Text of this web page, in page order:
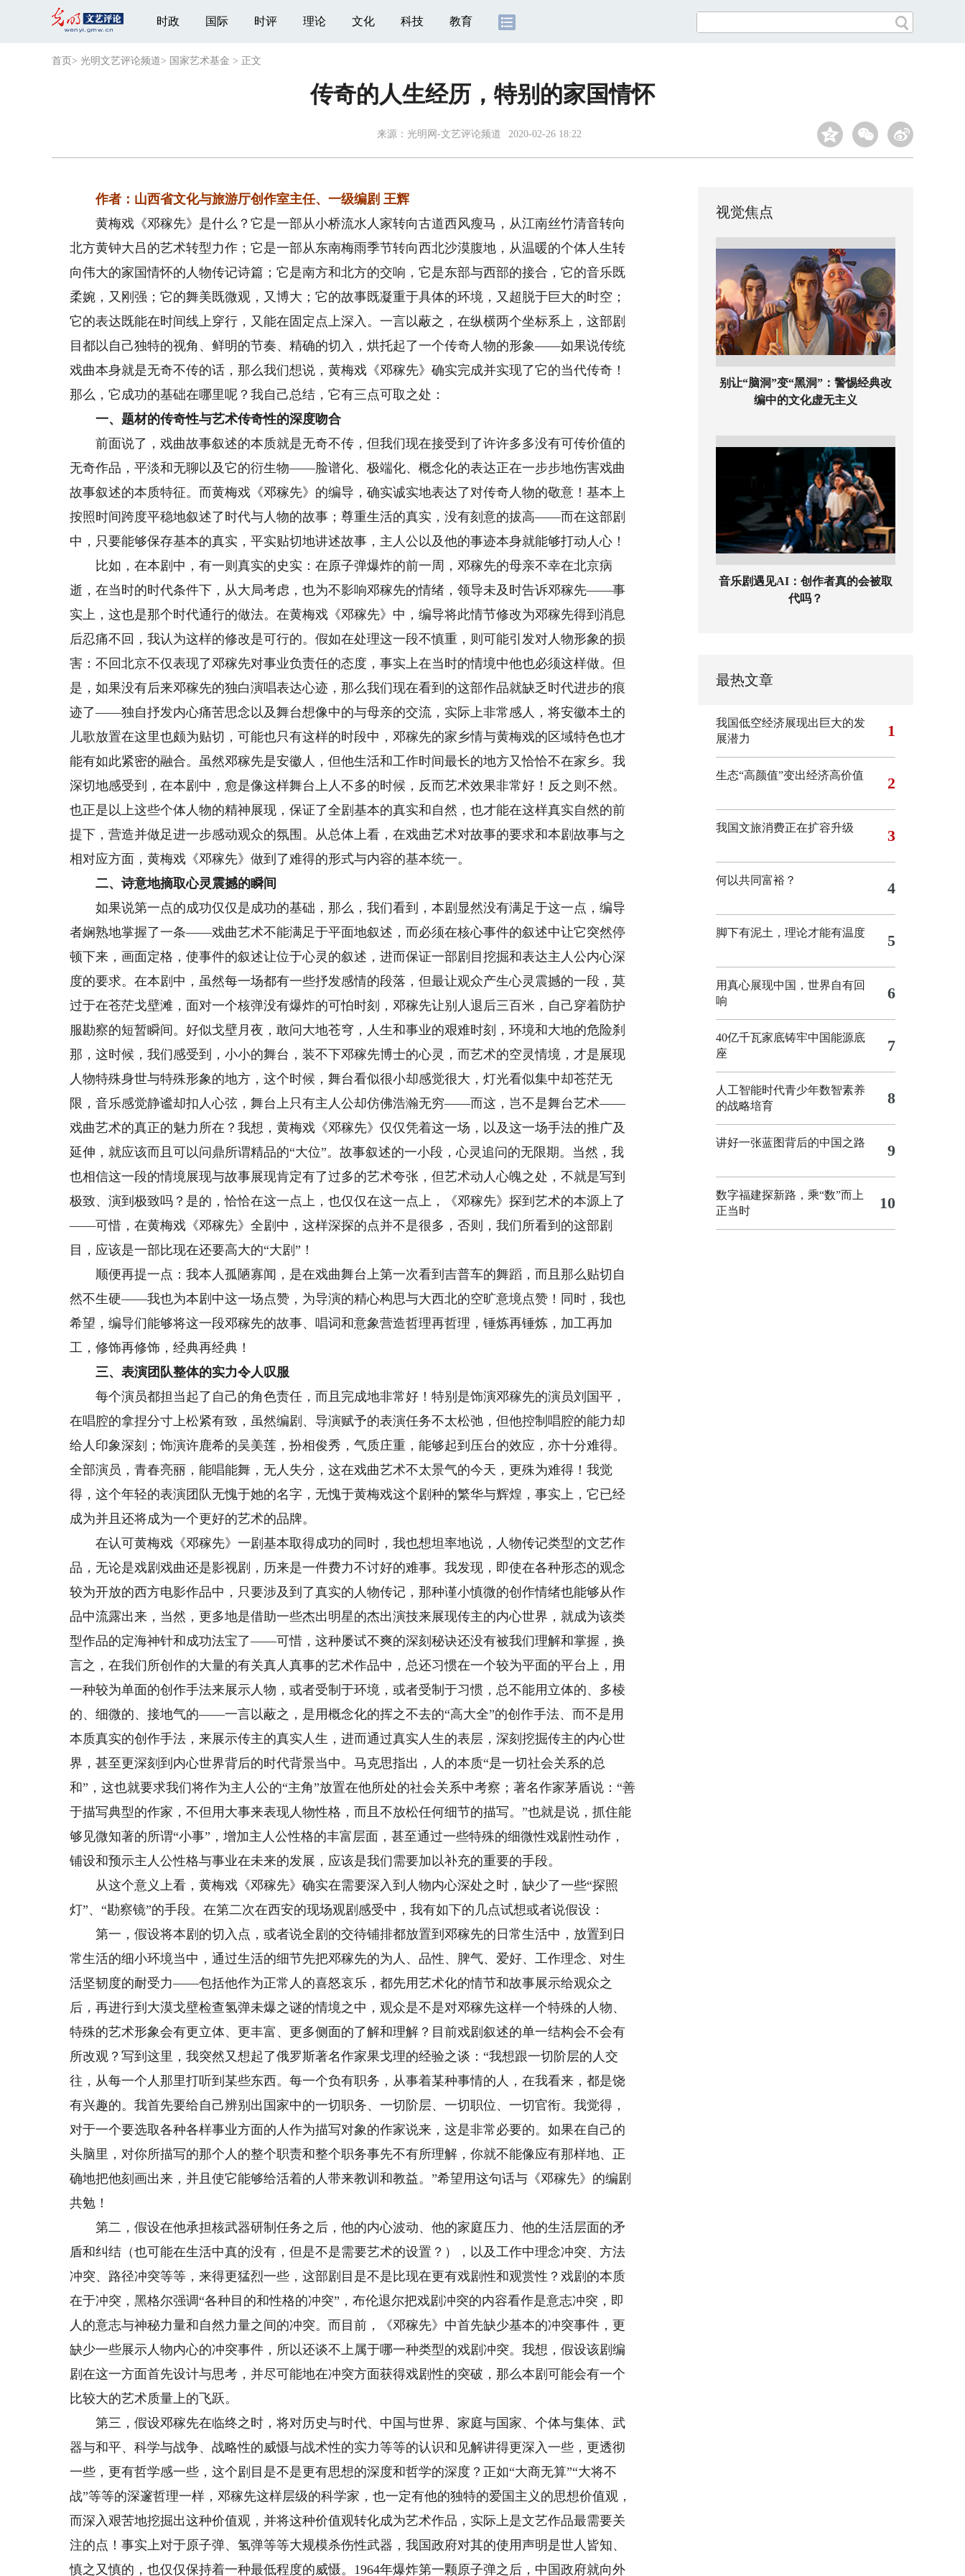
时政 国际 时评 理论 文化 科技 教育
首页 > 光明文艺评论频道> 国家艺术基金 > 正文
传奇的人生经历，特别的家国情怀
来源： 光明网-文艺评论频道 2020-02-26 18:22
作者：山西省文化与旅游厅创作室主任、一级编剧 王辉
黄梅戏《邓稼先》是什么？它是一部从小桥流水人家转向古道西风瘦马，从江南丝竹清音转向
北方黄钟大吕的艺术转型力作；它是一部从东南梅雨季节转向西北沙漠腹地，从温暖的个体人生转
向伟大的家国情怀的人物传记诗篇；它是南方和北方的交响，它是东部与西部的接合，它的音乐既
柔婉，又刚强；它的舞美既微观，又博大；它的故事既凝重于具体的环境，又超脱于巨大的时空；
它的表达既能在时间线上穿行，又能在固定点上深入。一言以蔽之，在纵横两个坐标系上，这部剧
目都以自己独特的视角、鲜明的节奏、精确的切入，烘托起了一个传奇人物的形象——如果说传统
戏曲本身就是无奇不传的话，那么我们想说，黄梅戏《邓稼先》确实完成并实现了它的当代传奇！
那么，它成功的基础在哪里呢？我自己总结，它有三点可取之处：
一、题材的传奇性与艺术传奇性的深度吻合
前面说了，戏曲故事叙述的本质就是无奇不传，但我们现在接受到了许许多多没有可传价值的
无奇作品，平淡和无聊以及它的衍生物——脸谱化、极端化、概念化的表达正在一步步地伤害戏曲
故事叙述的本质特征。而黄梅戏《邓稼先》的编导，确实诚实地表达了对传奇人物的敬意！基本上
按照时间跨度平稳地叙述了时代与人物的故事；尊重生活的真实，没有刻意的拔高——而在这部剧
中，只要能够保存基本的真实，平实贴切地讲述故事，主人公以及他的事迹本身就能够打动人心！
比如，在本剧中，有一则真实的史实：在原子弹爆炸的前一周，邓稼先的母亲不幸在北京病
逝，在当时的时代条件下，从大局考虑，也为不影响邓稼先的情绪，领导未及时告诉邓稼先——事
实上，这也是那个时代通行的做法。在黄梅戏《邓稼先》中，编导将此情节修改为邓稼先得到消息
后忍痛不回，我认为这样的修改是可行的。假如在处理这一段不慎重，则可能引发对人物形象的损
害：不回北京不仅表现了邓稼先对事业负责任的态度，事实上在当时的情境中他也必须这样做。但
是，如果没有后来邓稼先的独白演唱表达心迹，那么我们现在看到的这部作品就缺乏时代进步的痕
迹了——独自抒发内心痛苦思念以及舞台想像中的与母亲的交流，实际上非常感人，将安徽本土的
儿歌放置在这里也颇为贴切，可能也只有这样的时段中，邓稼先的家乡情与黄梅戏的区域特色也才
能有如此紧密的融合。虽然邓稼先是安徽人，但他生活和工作时间最长的地方又恰恰不在家乡。我
深切地感受到，在本剧中，愈是像这样舞台上人不多的时候，反而艺术效果非常好！反之则不然。
也正是以上这些个体人物的精神展现，保证了全剧基本的真实和自然，也才能在这样真实自然的前
提下，营造并做足进一步感动观众的氛围。从总体上看，在戏曲艺术对故事的要求和本剧故事与之
相对应方面，黄梅戏《邓稼先》做到了难得的形式与内容的基本统一。
二、诗意地摘取心灵震撼的瞬间
如果说第一点的成功仅仅是成功的基础，那么，我们看到，本剧显然没有满足于这一点，编导
者娴熟地掌握了一条——戏曲艺术不能满足于平面地叙述，而必须在核心事件的叙述中让它突然停
顿下来，画面定格，使事件的叙述让位于心灵的叙述，进而保证一部剧目挖掘和表达主人公内心深
度的要求。在本剧中，虽然每一场都有一些抒发感情的段落，但最让观众产生心灵震撼的一段，莫
过于在苍茫戈壁滩，面对一个核弹没有爆炸的可怕时刻，邓稼先让别人退后三百米，自己穿着防护
服勘察的短暂瞬间。好似戈壁月夜，敢问大地苍穹，人生和事业的艰难时刻，环境和大地的危险刹
那，这时候，我们感受到，小小的舞台，装不下邓稼先博士的心灵，而艺术的空灵情境，才是展现
人物特殊身世与特殊形象的地方，这个时候，舞台看似很小却感觉很大，灯光看似集中却苍茫无
限，音乐感觉静谧却扣人心弦，舞台上只有主人公却仿佛浩瀚无穷——而这，岂不是舞台艺术——
戏曲艺术的真正的魅力所在？我想，黄梅戏《邓稼先》仅仅凭着这一场，以及这一场手法的推广及
延伸，就应该而且可以问鼎所谓精品的“大位”。故事叙述的一小段，心灵追问的无限期。当然，我
也相信这一段的情境展现与故事展现肯定有了过多的艺术夸张，但艺术动人心魄之处，不就是写到
极致、演到极致吗？是的，恰恰在这一点上，也仅仅在这一点上，《邓稼先》探到艺术的本源上了
——可惜，在黄梅戏《邓稼先》全剧中，这样深探的点并不是很多，否则，我们所看到的这部剧
目，应该是一部比现在还要高大的“大剧”！
顺便再提一点：我本人孤陋寡闻，是在戏曲舞台上第一次看到吉普车的舞蹈，而且那么贴切自
然不生硬——我也为本剧中这一场点赞，为导演的精心构思与大西北的空旷意境点赞！同时，我也
希望，编导们能够将这一段邓稼先的故事、唱词和意象营造哲理再哲理，锤炼再锤炼，加工再加
工，修饰再修饰，经典再经典！
三、表演团队整体的实力令人叹服
每个演员都担当起了自己的角色责任，而且完成地非常好！特别是饰演邓稼先的演员刘国平，
在唱腔的拿捏分寸上松紧有致，虽然编剧、导演赋予的表演任务不太松弛，但他控制唱腔的能力却
给人印象深刻；饰演许鹿希的吴美莲，扮相俊秀，气质庄重，能够起到压台的效应，亦十分难得。
全部演员，青春亮丽，能唱能舞，无人失分，这在戏曲艺术不太景气的今天，更殊为难得！我觉
得，这个年轻的表演团队无愧于她的名字，无愧于黄梅戏这个剧种的繁华与辉煌，事实上，它已经
成为并且还将成为一个更好的艺术的品牌。
在认可黄梅戏《邓稼先》一剧基本取得成功的同时，我也想坦率地说，人物传记类型的文艺作
品，无论是戏剧戏曲还是影视剧，历来是一件费力不讨好的难事。我发现，即使在各种形态的观念
较为开放的西方电影作品中，只要涉及到了真实的人物传记，那种谨小慎微的创作情绪也能够从作
品中流露出来，当然，更多地是借助一些杰出明星的杰出演技来展现传主的内心世界，就成为该类
型作品的定海神针和成功法宝了——可惜，这种屡试不爽的深刻秘诀还没有被我们理解和掌握，换
言之，在我们所创作的大量的有关真人真事的艺术作品中，总还习惯在一个较为平面的平台上，用
一种较为单面的创作手法来展示人物，或者受制于环境，或者受制于习惯，总不能用立体的、多棱
的、细微的、接地气的——一言以蔽之，是用概念化的挥之不去的“高大全”的创作手法、而不是用
本质真实的创作手法，来展示传主的真实人生，进而通过真实人生的表层，深刻挖掘传主的内心世
界，甚至更深刻到内心世界背后的时代背景当中。马克思指出，人的本质“是一切社会关系的总
和”，这也就要求我们将作为主人公的“主角”放置在他所处的社会关系中考察；著名作家茅盾说：“善
于描写典型的作家，不但用大事来表现人物性格，而且不放松任何细节的描写。”也就是说，抓住能
够见微知著的所谓“小事”，增加主人公性格的丰富层面，甚至通过一些特殊的细微性戏剧性动作，
铺设和预示主人公性格与事业在未来的发展，应该是我们需要加以补充的重要的手段。
从这个意义上看，黄梅戏《邓稼先》确实在需要深入到人物内心深处之时，缺少了一些“探照
灯”、“勘察镜”的手段。在第二次在西安的现场观剧感受中，我有如下的几点试想或者说假设：
第一，假设将本剧的切入点，或者说全剧的交待铺排都放置到邓稼先的日常生活中，放置到日
常生活的细小环境当中，通过生活的细节先把邓稼先的为人、品性、脾气、爱好、工作理念、对生
活坚韧度的耐受力——包括他作为正常人的喜怒哀乐，都先用艺术化的情节和故事展示给观众之
后，再进行到大漠戈壁检查氢弹未爆之谜的情境之中，观众是不是对邓稼先这样一个特殊的人物、
特殊的艺术形象会有更立体、更丰富、更多侧面的了解和理解？目前戏剧叙述的单一结构会不会有
所改观？写到这里，我突然又想起了俄罗斯著名作家果戈理的经验之谈：“我想跟一切阶层的人交
往，从每一个人那里打听到某些东西。每一个负有职务，从事着某种事情的人，在我看来，都是饶
有兴趣的。我首先要给自己辨别出国家中的一切职务、一切阶层、一切职位、一切官衔。我觉得，
对于一个要选取各种各样事业方面的人作为描写对象的作家说来，这是非常必要的。如果在自己的
头脑里，对你所描写的那个人的整个职责和整个职务事先不有所理解，你就不能像应有那样地、正
确地把他刻画出来，并且使它能够给活着的人带来教训和教益。”希望用这句话与《邓稼先》的编剧
共勉！
第二，假设在他承担核武器研制任务之后，他的内心波动、他的家庭压力、他的生活层面的矛
盾和纠结（也可能在生活中真的没有，但是不是需要艺术的设置？），以及工作中理念冲突、方法
冲突、路径冲突等等，来得更猛烈一些，这部剧目是不是比现在更有戏剧性和观赏性？戏剧的本质
在于冲突，黑格尔强调“各种目的和性格的冲突”，布伦退尔把戏剧冲突的内容看作是意志冲突，即
人的意志与神秘力量和自然力量之间的冲突。而目前，《邓稼先》中首先缺少基本的冲突事件，更
缺少一些展示人物内心的冲突事件，所以还谈不上属于哪一种类型的戏剧冲突。我想，假设该剧编
剧在这一方面首先设计与思考，并尽可能地在冲突方面获得戏剧性的突破，那么本剧可能会有一个
比较大的艺术质量上的飞跃。
第三，假设邓稼先在临终之时，将对历史与时代、中国与世界、家庭与国家、个体与集体、武
器与和平、科学与战争、战略性的威慑与战术性的实力等等的认识和见解讲得更深入一些，更透彻
一些，更有哲学感一些，这个剧目是不是更有思想的深度和哲学的深度？正如“大商无算”“大将不
战”等等的深邃哲理一样，邓稼先这样层级的科学家，也一定有他的独特的爱国主义的思想价值观，
而深入艰苦地挖掘出这种价值观，并将这种价值观转化成为艺术作品，实际上是文艺作品最需要关
注的点！事实上对于原子弹、氢弹等等大规模杀伤性武器，我国政府对其的使用声明是世人皆知、
慎之又慎的，也仅仅保持着一种最低程度的威慑。1964年爆炸第一颗原子弹之后，中国政府就向外
视觉焦点
别让“脑洞”变“黑洞”：警惕经典改
编中的文化虚无主义
音乐剧遇见AI：创作者真的会被取
代吗？
最热文章
我国低空经济展现出巨大的发
展潜力
1
生态“高颜值”变出经济高价值 2
我国文旅消费正在扩容升级 3
何以共同富裕？ 4
脚下有泥土，理论才能有温度 5
用真心展现中国，世界自有回
响
6
40亿千瓦家底铸牢中国能源底
座
7
人工智能时代青少年数智素养
的战略培育
8
讲好一张蓝图背后的中国之路 9
数字福建探新路，乘“数”而上
正当时
10